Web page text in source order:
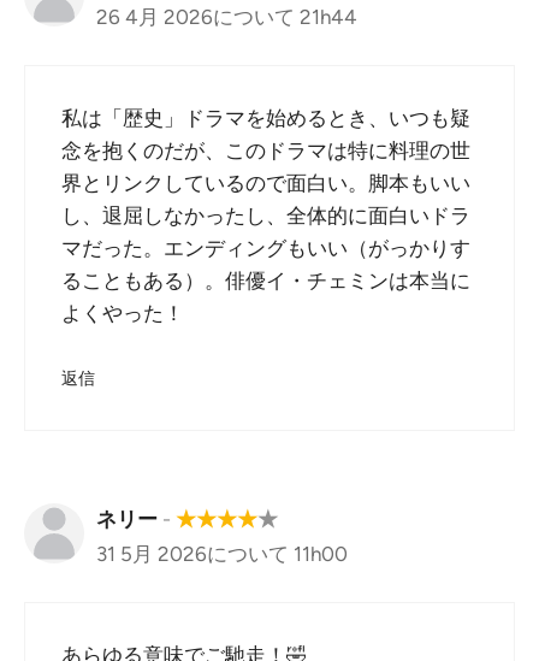
26 4月 2026について 21h44
私は「歴史」ドラマを始めるとき、いつも疑
念を抱くのだが、このドラマは特に料理の世
界とリンクしているので面白い。脚本もいい
し、退屈しなかったし、全体的に面白いドラ
マだった。エンディングもいい（がっかりす
ることもある）。俳優イ・チェミンは本当に
よくやった！
返信
ネリー - ★★★★★
31 5月 2026について 11h00
あらゆる意味でご馳走！🤣